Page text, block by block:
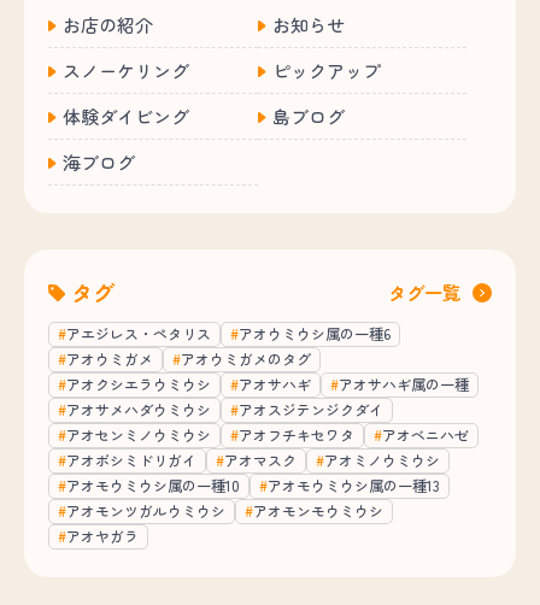
お店の紹介
お知らせ
スノーケリング
ピックアップ
体験ダイビング
島ブログ
海ブログ
タグ タグ一覧
アエジレス・ペタリス
アオウミウシ属の一種6
アオウミガメ
アオウミガメのタグ
アオクシエラウミウシ
アオサハギ
アオサハギ属の一種
アオサメハダウミウシ
アオスジテンジクダイ
アオセンミノウミウシ
アオフチキセワタ
アオベニハゼ
アオボシミドリガイ
アオマスク
アオミノウミウシ
アオモウミウシ属の一種10
アオモウミウシ属の一種13
アオモンツガルウミウシ
アオモンモウミウシ
アオヤガラ